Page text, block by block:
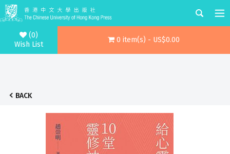
(0)
Wish List
0 item(s) - US$0.00
BACK